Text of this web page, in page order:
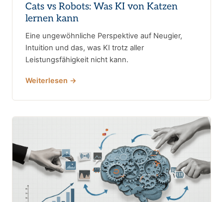
Cats vs Robots: Was KI von Katzen
lernen kann
Eine ungewöhnliche Perspektive auf Neugier,
Intuition und das, was KI trotz aller
Leistungsfähigkeit nicht kann.
Weiterlesen →